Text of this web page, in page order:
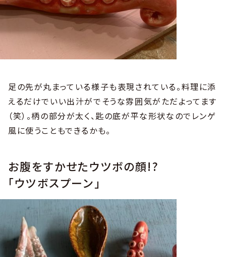
足の先が丸まっている様子も表現されている。料理に添
えるだけでいい出汁がでそうな雰囲気がただよってます
（笑）。柄の部分が太く、匙の底が平な形状なのでレンゲ
風に使うこともできるかも。
お腹をすかせたウツボの顔!?
「ウツボスプーン」